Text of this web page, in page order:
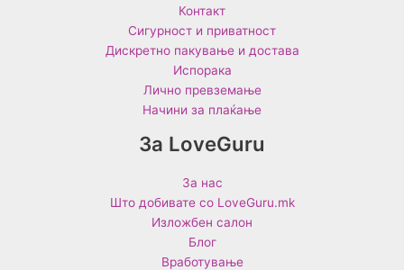
Контакт
Сигурност и приватност
Дискретно пакување и достава
Испорака
Лично превземање
Начини за плаќање
За LoveGuru
За нас
Што добивате со LoveGuru.mk
Изложбен салон
Блог
Вработување